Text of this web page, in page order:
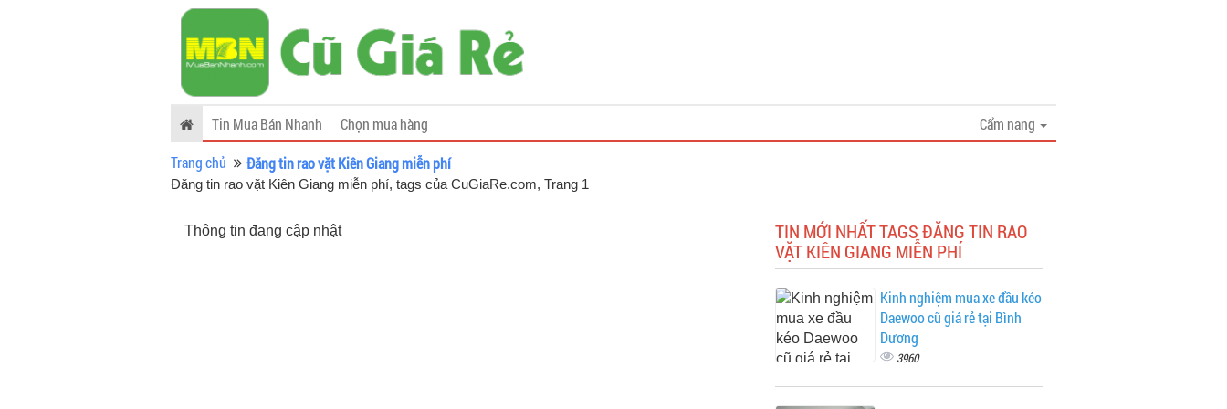
Cẩm nang
Tin Mua Bán Nhanh
Chọn mua hàng
Trang chủ
Đăng tin rao vặt Kiên Giang miễn phí
Đăng tin rao vặt Kiên Giang miễn phí, tags của CuGiaRe.com, Trang 1
Thông tin đang cập nhật
TIN MỚI NHẤT TAGS ĐĂNG TIN RAO
VẶT KIÊN GIANG MIỄN PHÍ
Kinh nghiệm mua xe đầu kéo
Daewoo cũ giá rẻ tại Bình
Dương
3960